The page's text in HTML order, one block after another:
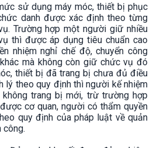
sử dụng máy móc, thiết bị phục
danh được xác định theo từng
Trường hợp một người giữ nhiều
thì được áp dụng tiêu chuẩn cao
nhiệm nghỉ chế độ, chuyển công
mà không còn giữ chức vụ đó
thiết bị đã trang bị chưa đủ điều
lý theo quy định thì người kế nhiệm
trang bị mới, trừ trường hợp
cơ quan, người có thẩm quyền
quy định của pháp luật về quản
công.